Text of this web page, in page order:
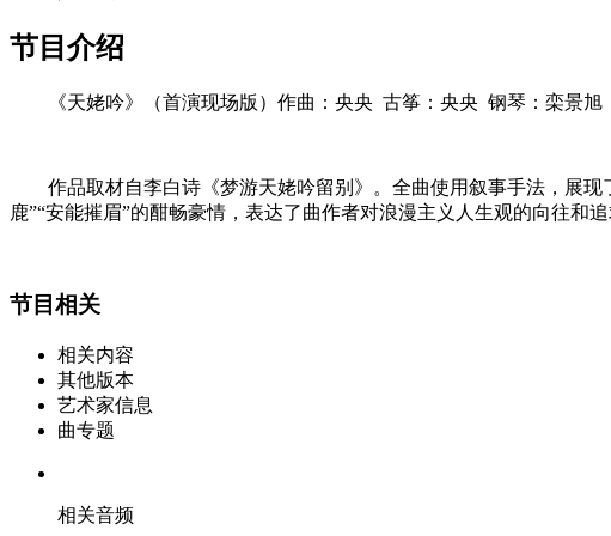
节目介绍
《天姥吟》（首演现场版） 作曲：央央 古筝：央央 钢琴：栾景旭
作品取材自李白诗《梦游天姥吟留别》。全曲使用叙事手法，展
鹿”“安能摧眉”的酣畅豪情，表达了曲作者对浪漫主义人生观的向往和追
节目相关
相关内容
其他版本
艺术家信息
曲专题
相关音频